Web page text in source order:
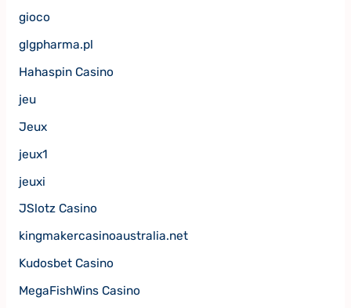
gioco
glgpharma.pl
Hahaspin Casino
jeu
Jeux
jeux1
jeuxi
JSlotz Casino
kingmakercasinoaustralia.net
Kudosbet Casino
MegaFishWins Casino